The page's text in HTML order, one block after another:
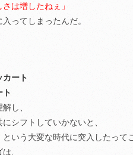
は増したねぇ」
ってしまったんだ。
カート
ト
し、
シフトしていかないと、
いう大変な時代に突入したって
、